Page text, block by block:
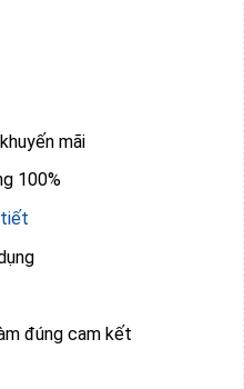
mãi
100%
đúng cam kết